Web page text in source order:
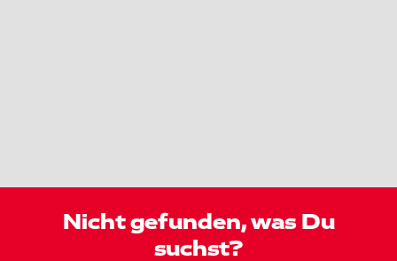
Nicht gefunden, was Du
suchst?